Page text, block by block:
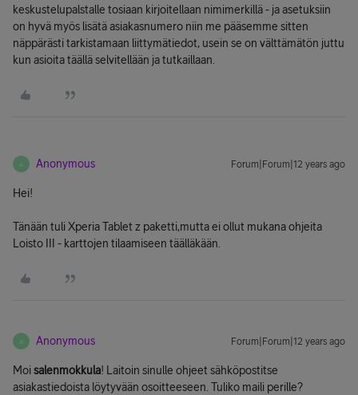
keskustelupalstalle tosiaan kirjoitellaan nimimerkillä - ja asetuksiin
on hyvä myös lisätä asiakasnumero niin me pääsemme sitten
näppärästi tarkistamaan liittymätiedot, usein se on välttämätön juttu
kun asioita täällä selvitellään ja tutkaillaan.
A Anonymous Forum|Forum|12 years ago
Hei!
Tänään tuli Xperia Tablet z paketti,mutta ei ollut mukana ohjeita
Loisto III - karttojen tilaamiseen täälläkään.
A Anonymous Forum|Forum|12 years ago
Moisalenmokkula! Laitoin sinulle ohjeet sähköpostitse
asiakastiedoista löytyvään osoitteeseen. Tuliko maili perille?